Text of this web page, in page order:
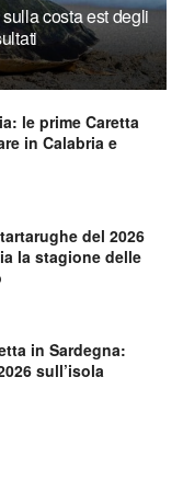
costa est degli
le prime Caretta
in Calabria e
del 2026
la stagione delle
in Sardegna:
sull’isola